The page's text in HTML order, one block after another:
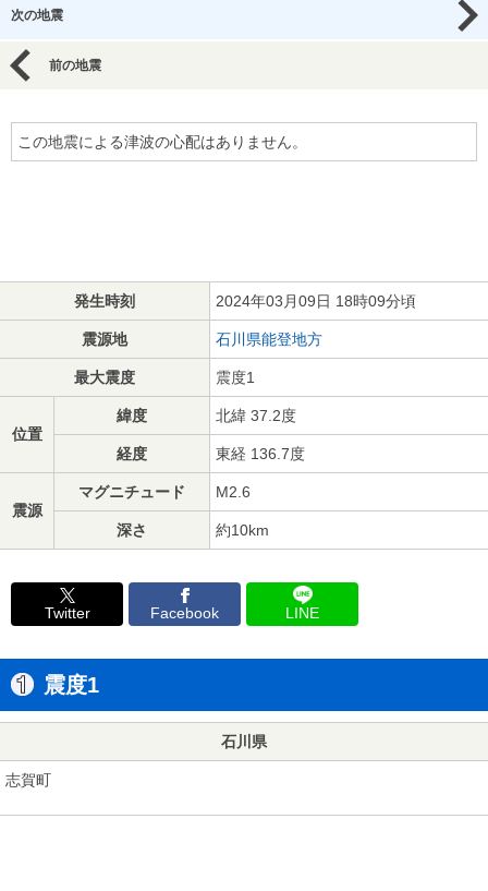
次の地震
前の地震
この地震による津波の心配はありません。
発生時刻 2024年03月09日 18時09分頃
震源地 石川県能登地方
最大震度 震度1
位置
緯度 北緯 37.2度
経度 東経 136.7度
震源
マグニチュード M2.6
深さ 約10km
Twitter Facebook LINE
震度1
石川県
志賀町